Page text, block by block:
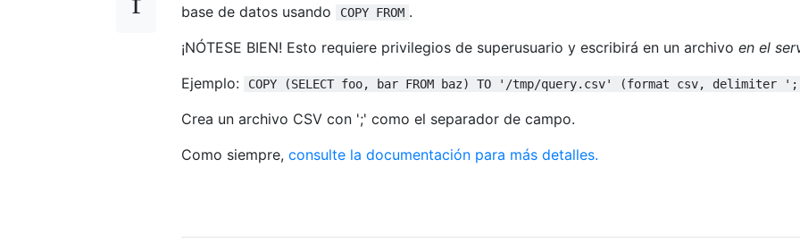
base de datos usando
COPY FROM .
¡NÓTESE BIEN! Esto requiere privilegios de superusuario y escribirá en un archivo en el
Ejemplo:
COPY (SELECT foo, bar FROM baz) TO '/tmp/query.csv' (format csv, delimiter
Crea un archivo CSV con ';' como el separador de campo.
Como siempre, consulte la documentación para más detalles.